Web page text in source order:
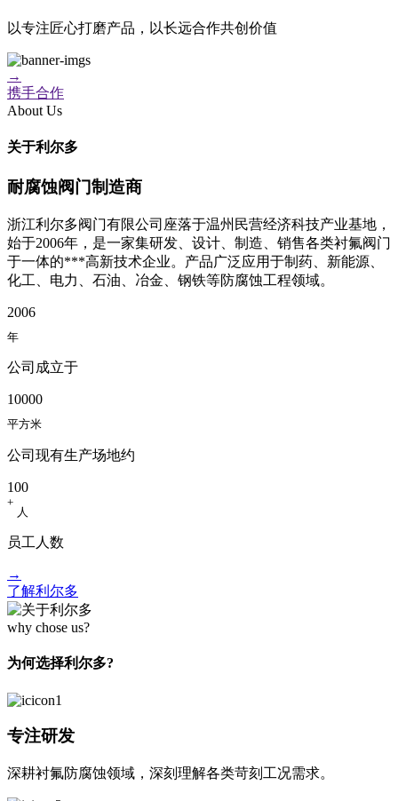
以专注匠心打磨产品，以长远合作共创价值
→
携手合作
About Us
关于利尔多
耐腐蚀阀门制造商
浙江利尔多阀门有限公司座落于温州民营经济科技产业基地，
始于2006年，是一家集研发、设计、制造、销售各类衬氟阀门
于一体的***高新技术企业。产品广泛应用于制药、新能源、
化工、电力、石油、冶金、钢铁等防腐蚀工程领域。
2006
年
公司成立于​
10000
平方米
公司现有生产场地约​
100
+
人
员工人数​
→
了解利尔多
why chose us?
为何选择利尔多?
专注研发
深耕衬氟防腐蚀领域，深刻理解各类苛刻工况需求。